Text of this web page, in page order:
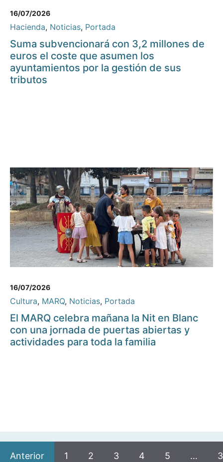
16/07/2026
Hacienda, Noticias, Portada
Suma subvencionará con 3,2 millones de
euros el coste que asumen los
ayuntamientos por la gestión de sus
tributos
16/07/2026
Cultura, MARQ, Noticias, Portada
El MARQ celebra mañana la Nit en Blanc
con una jornada de puertas abiertas y
actividades para toda la familia
Anterior 1 2 3 4 5 …